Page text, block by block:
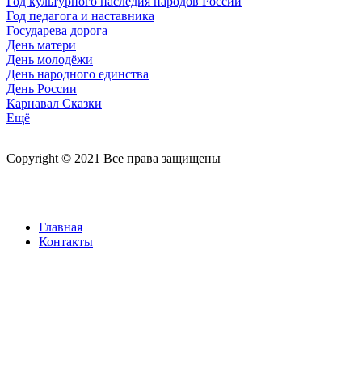
Год педагога и наставника
Государева дорога
День матери
День молодёжи
День народного единства
День России
Карнавал Сказки
Ещё
Copyright © 2021 Все права защищены
Главная
Контакты